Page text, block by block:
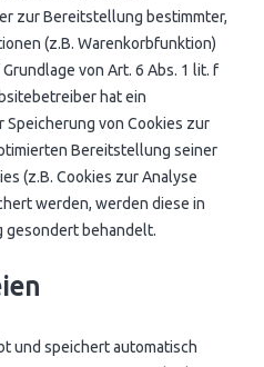
zur Bereitstellung bestimmter,
(z.B. Warenkorbfunktion)
von Art. 6 Abs. 1 lit. f
hat ein
von Cookies zur
Bereitstellung seiner
(z.B. Cookies zur Analyse
werden, werden diese in
gesondert behandelt.
und speichert automatisch